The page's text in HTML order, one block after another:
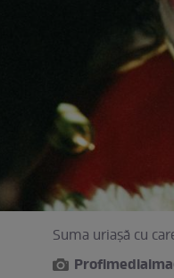
Suma uriașă cu